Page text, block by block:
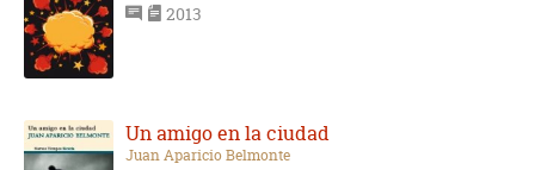
2013
Un amigo en la ciudad
Juan Aparicio Belmonte